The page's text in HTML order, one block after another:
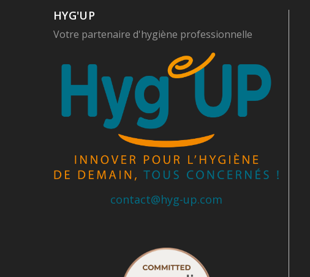
HYG'UP
Votre partenaire d'hygiène professionnelle
contact@hyg-up.com